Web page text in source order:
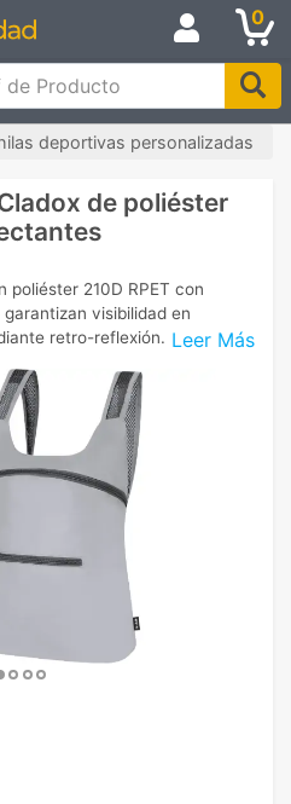
0
Producto
deportivas personalizadas
de poliéster
Leer Más
poliéster 210D RPET con
visibilidad en
retro-reflexión.